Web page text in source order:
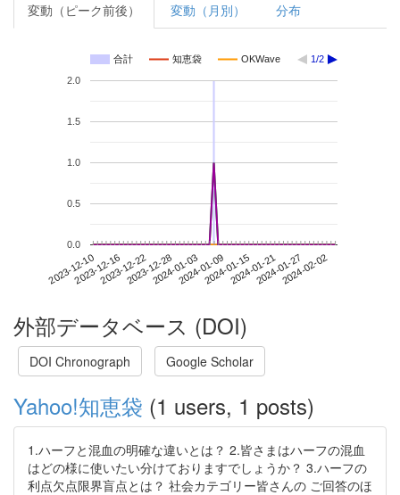
変動（ピーク前後） 変動（月別） 分布
合計 知恵袋 OKWave 1/2
2023-12-102023-12-162023-12-222023-12-282024-01-032024-01-092024-01-152024-01-212024-01-272024-02-02
0.0
0.5
1.0
1.5
2.0
外部データベース (DOI)
DOI Chronograph Google Scholar
Yahoo!知恵袋 (1 users, 1 posts)
1.ハーフと混血の明確な違いとは？ 2.皆さまはハーフの混血
はどの様に使いたい分けておりますでしょうか？ 3.ハーフの
利点欠点限界盲点とは？ 社会カテゴリー皆さんの ご回答のほ